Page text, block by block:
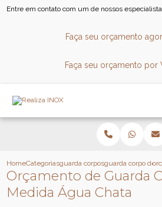
Entre em contato com um de nossos
Faça seu orçamento
Faça seu orçamento por
HomeCategoriasguarda corposguarda corpo de
Orçamento de Guarda
Medida Água Chata